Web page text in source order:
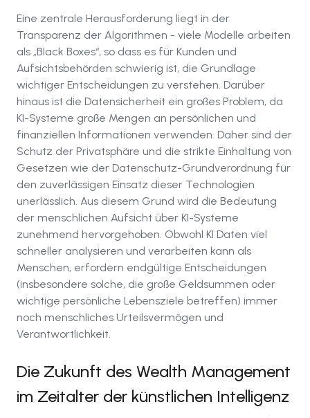
Eine zentrale Herausforderung liegt in der
Transparenz der Algorithmen - viele Modelle arbeiten
als „Black Boxes“, so dass es für Kunden und
Aufsichtsbehörden schwierig ist, die Grundlage
wichtiger Entscheidungen zu verstehen. Darüber
hinaus ist die Datensicherheit ein großes Problem, da
KI-Systeme große Mengen an persönlichen und
finanziellen Informationen verwenden. Daher sind der
Schutz der Privatsphäre und die strikte Einhaltung von
Gesetzen wie der Datenschutz-Grundverordnung für
den zuverlässigen Einsatz dieser Technologien
unerlässlich. Aus diesem Grund wird die Bedeutung
der menschlichen Aufsicht über KI-Systeme
zunehmend hervorgehoben. Obwohl KI Daten viel
schneller analysieren und verarbeiten kann als
Menschen, erfordern endgültige Entscheidungen
(insbesondere solche, die große Geldsummen oder
wichtige persönliche Lebensziele betreffen) immer
noch menschliches Urteilsvermögen und
Verantwortlichkeit.
Die Zukunft des Wealth Management
im Zeitalter der künstlichen Intelligenz